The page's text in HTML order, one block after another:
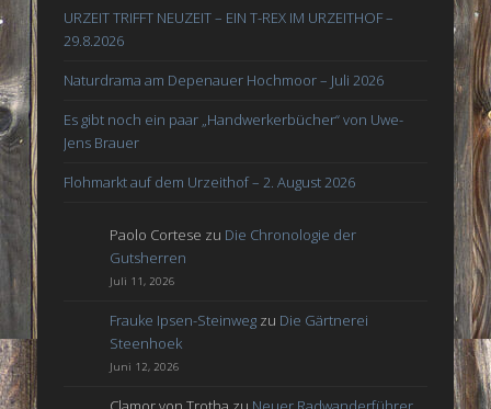
URZEIT TRIFFT NEUZEIT – EIN T-REX IM URZEITHOF –
29.8.2026
Naturdrama am Depenauer Hochmoor – Juli 2026
Es gibt noch ein paar „Handwerkerbücher“ von Uwe-
Jens Brauer
Flohmarkt auf dem Urzeithof – 2. August 2026
Paolo Cortese zu Die Chronologie der
Gutsherren
Juli 11, 2026
Frauke Ipsen-Steinweg zu Die Gärtnerei
Steenhoek
Juni 12, 2026